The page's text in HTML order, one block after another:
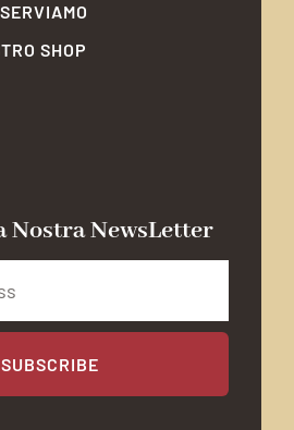
SHOP
NewsLetter
SUBSCRIBE